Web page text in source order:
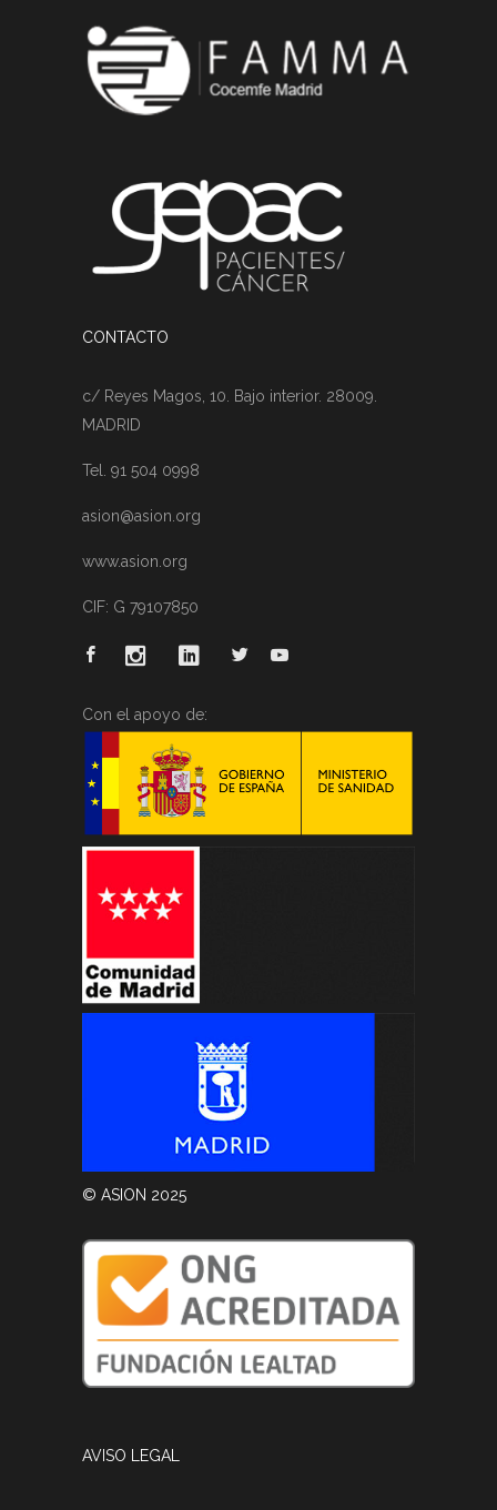
CONTACTO
c/ Reyes Magos, 10. Bajo interior. 28009.
MADRID
Tel. 91 504 0998
asion@asion.org
www.asion.org
CIF: G 79107850
Con el apoyo de:
© ASION 2025
AVISO LEGAL